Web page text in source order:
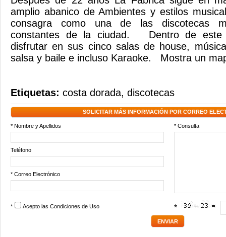
amplio abanico de Ambientes y estilos
consagra como una de las discotecas
constantes de la ciudad. Dentro de este
disfrutar en sus cinco salas de house,
salsa y baile e incluso Karaoke. Mostra un
Etiquetas: costa dorada, discotecas
SOLICITAR MÁS INFORMACIÓN POR CORREO
* Nombre y Apellidos * Consulta
Teléfono
* Correo Electrónico
* Acepto las Condiciones de Uso *